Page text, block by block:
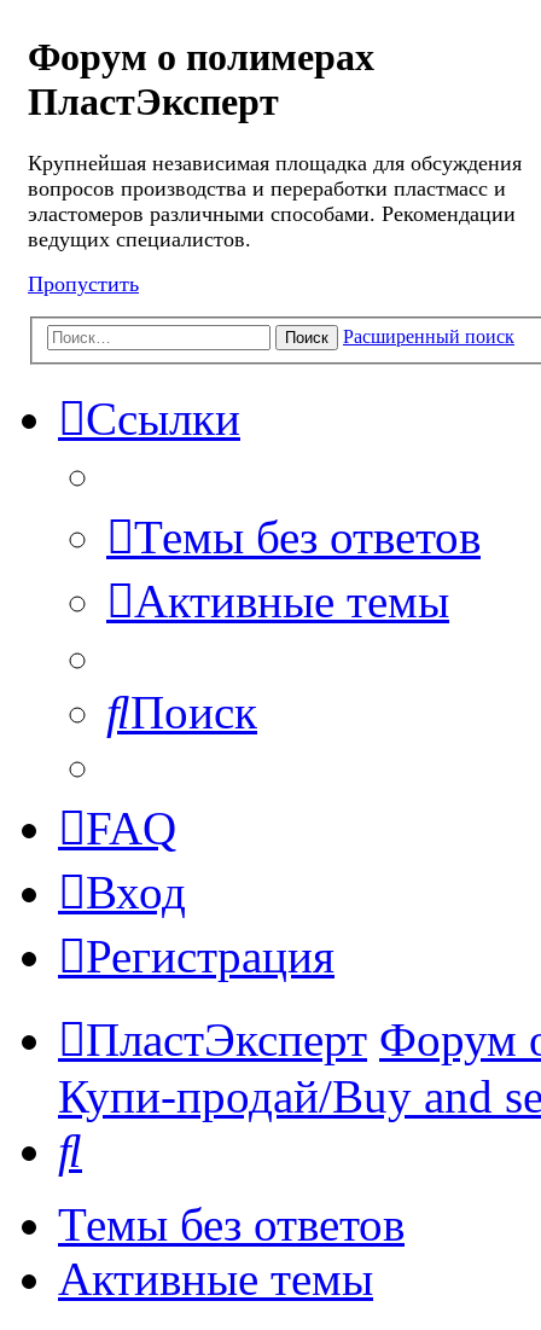
Форум о полимерах
ПластЭксперт
Крупнейшая независимая площадка для обсуждения
вопросов производства и переработки пластмасс и
эластомеров различными способами. Рекомендации
ведущих специалистов.
Пропустить
Поиск Расширенный поиск
Ссылки
Темы без ответов
Активные темы
Поиск
FAQ
Вход
Регистрация
ПластЭксперт Форум
Купи-продай/Buy and
Темы без ответов
Активные темы